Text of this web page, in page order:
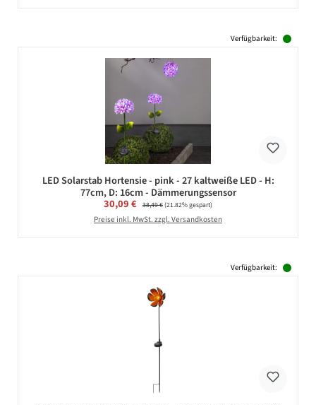
Verfügbarkeit:
LED Solarstab Hortensie - pink - 27 kaltweiße LED - H:
77cm, D: 16cm - Dämmerungssensor
Verkaufspreis:
30,09 € Regulärer Preis:
38,49 €(21.82% gespart)
Preise inkl. MwSt. zzgl. Versandkosten
Verfügbarkeit: